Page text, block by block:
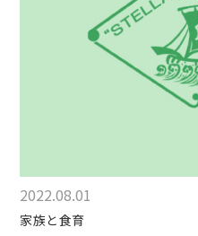
2022.08.01
家族と食育